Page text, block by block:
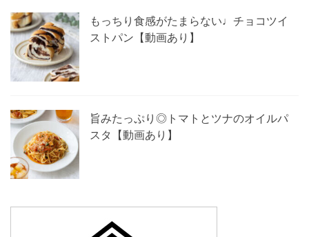
もっちり食感がたまらない♩チョコツイ
ストパン【動画あり】
旨みたっぷり◎トマトとツナのオイルパ
スタ【動画あり】